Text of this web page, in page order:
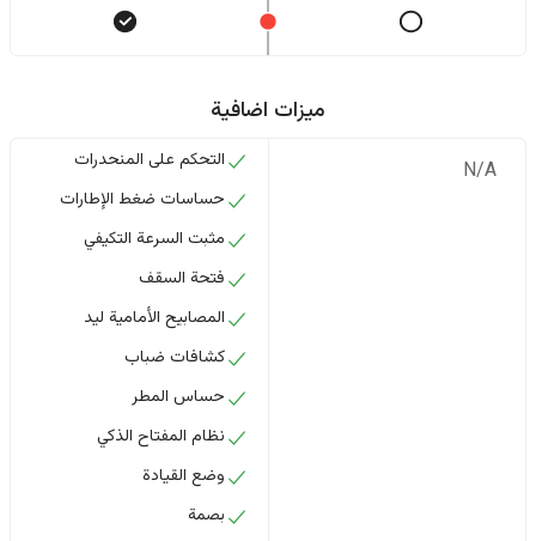
ميزات اضافية
N/A
التحكم على المنحدرات
حساسات ضغط الإطارات
مثبت السرعة التكيفي
فتحة السقف
المصابيح الأمامية ليد
كشافات ضباب
حساس المطر
نظام المفتاح الذكي
وضع القيادة
بصمة